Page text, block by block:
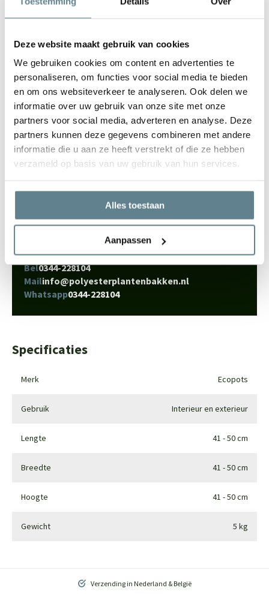
Deze website maakt gebruik van cookies
We gebruiken cookies om content en advertenties te
personaliseren, om functies voor social media te bieden
en om ons websiteverkeer te analyseren. Ook delen we
informatie over uw gebruik van onze site met onze
partners voor social media, adverteren en analyse. Deze
partners kunnen deze gegevens combineren met andere
informatie die u aan ze heeft verstrekt of die ze hebben
verzameld op basis van uw gebruik van hun services.
Alles toestaan
Aanpassen
het design en de functionaliteit is wat de Ecopots zo bijzonder
maakt. Met een Ecopots in je huis of tuin, weet je zeker dat je een
prachtige eye-catcher hebt die lang mee gaat.
Bel0344-228104
Mailinfo@polyesterplantenbakken.nl
Whatsapp0344-228104
Specificaties
Merk Ecopots
Gebruik Interieur en exterieur
Lengte 41 - 50 cm
Breedte 41 - 50 cm
Hoogte 41 - 50 cm
Gewicht 5 kg
Verzending in Nederland & België